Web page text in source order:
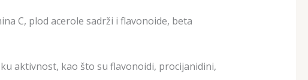
C, plod acerole sadrži i flavonoide, beta
aktivnost, kao što su flavonoidi, procijanidini,